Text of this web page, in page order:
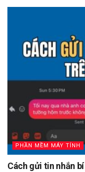
PHẦN MỀM MÁY TÍNH
Cách gửi tin nhắn